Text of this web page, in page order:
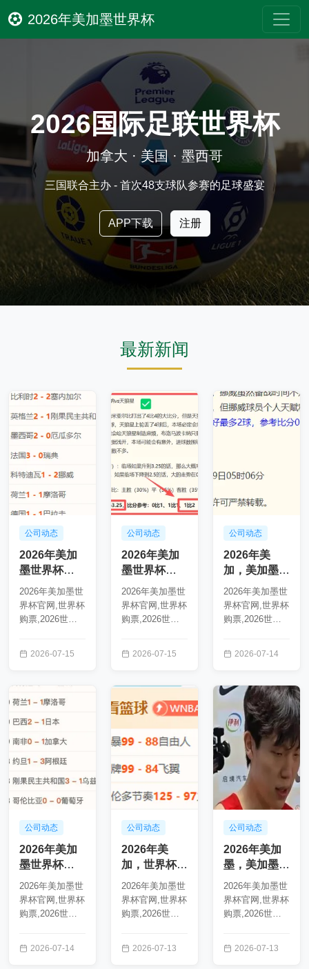
2026年美加墨世界杯
2026国际足联世界杯
加拿大 · 美国 · 墨西哥
三国联合主办 - 首次48支球队参赛的足球盛宴
APP下载 注册
最新新闻
公司动态
2026年美加
墨世界杯
2026年美加
墨世界杯官网
突发变动
2026年美加墨世
界杯官网,世界杯
购票,2026世界
旅游指南,2026
20...
2026-07-15
公司动态
2026年美加
墨世界杯
123532 9
2026年美加墨世
界杯官网,世界杯
购票,2026世界
旅游指南,2026
1...
2026-07-15
公司动态
2026年美
加，美加墨世
界杯赛程，墨
世界杯
123254 4
2026年美加墨世
界杯官网,世界杯
购票,2026世界
旅游指南,2026
世界...
2026-07-14
公司动态
2026年美加
墨世界杯
123255 4
2026年美加墨世
界杯官网,世界杯
购票,2026世界
旅游指南,2026
2026-07-14
公司动态
2026年美
加，世界杯旅
游指南，墨世
界杯 123157
2026年美加墨世
界杯官网,世界杯
购票,2026世界
旅游指南,2026
2026-07-13
公司动态
2026年美加
墨，美加墨世
界杯赛程，世
界杯 123157
49
2026年美加墨世
界杯官网,世界杯
购票,2026世界
旅游指南,2026
2026-07-13